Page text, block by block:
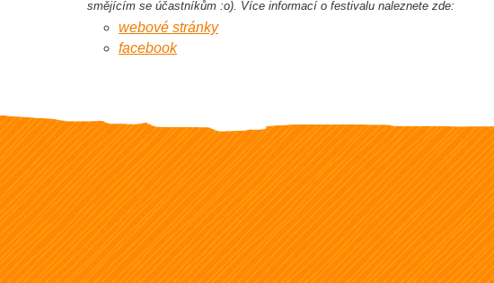
smějícím se účastníkům :o). Více informací o festivalu naleznete zde:
webové stránky
facebook